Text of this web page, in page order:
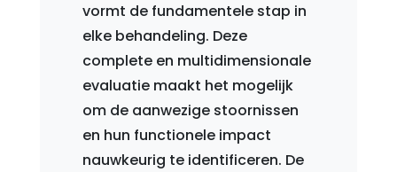
vormt de fundamentele stap in
elke behandeling. Deze
complete en multidimensionale
evaluatie maakt het mogelijk
om de aanwezige stoornissen
en hun functionele impact
nauwkeurig te identificeren. De